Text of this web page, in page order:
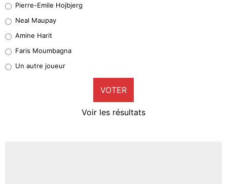
5%
1%
9%
Pierre-Emile Hojbjerg
Neal Maupay
Amine Harit
Faris Moumbagna
Un autre joueur
VOTER
Voir les résultats